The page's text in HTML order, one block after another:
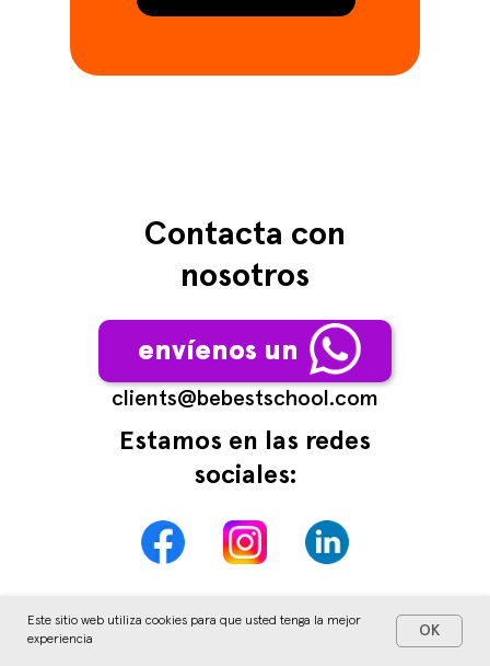
Este sitio web utiliza cookies para que usted tenga la mejor
experiencia
OK
Contacta con
nosotros
сlients@bebestschool.com
Estamos en las redes
sociales:
envíenos un